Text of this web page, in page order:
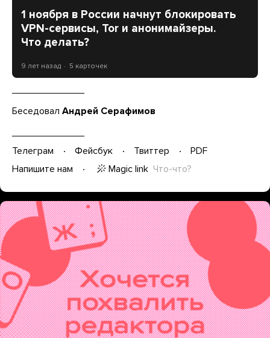
1 ноября в России начнут блокировать
VPN-сервисы, Tor и анонимайзеры.
Что делать?
9 лет назад 5 карточек
Беседовал Андрей Серафимов
Телеграм Фейсбук Твиттер
PDF
Напишите нам
Magic link Что-что?